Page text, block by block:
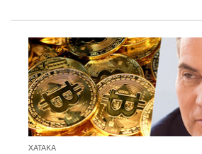
XATAKA